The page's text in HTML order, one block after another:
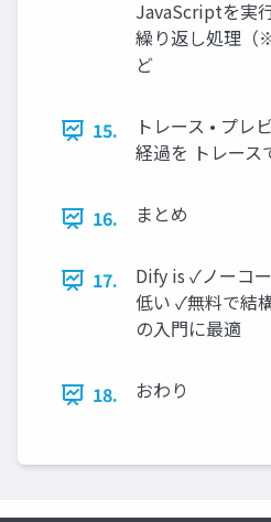
JavaScriptを実
繰り返し処理（
ど
15.
トレース • プレ
経過を トレース
16. まとめ
17.
Dify is ✓ノーコ
低い ✓無料で結
の入門に最適
18. おわり